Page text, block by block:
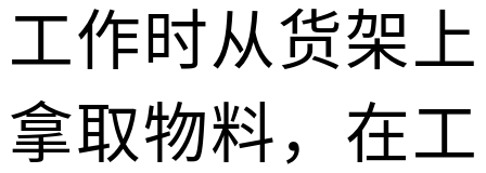
工作时从货架上
拿取物料，在工